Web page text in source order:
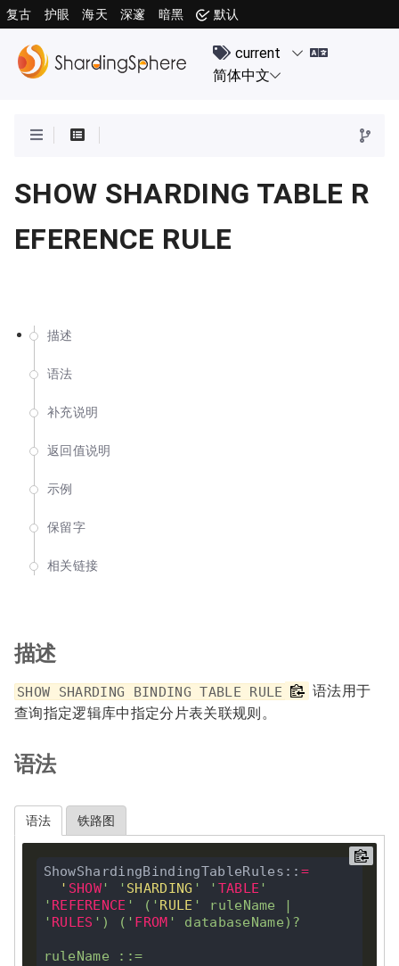
复古 护眼 海天 深邃 暗黑 默认
SHOW SHARDING TABLE R
EFERENCE RULE
描述
语法
补充说明
返回值说明
示例
保留字
相关链接
描述
SHOW SHARDING BINDING TABLE RULE
语法用于
查询指定逻辑库中指定分片表关联规则。
语法
语法 铁路图
ShowShardingBindingTableRules:: =
' SHOW' ' SHARDING ' ' TABLE '
' REFERENCE ' ( ' RULE ' ruleName
|
' RULES ' ) ( ' FROM ' databaseName) ?
ruleName ::=